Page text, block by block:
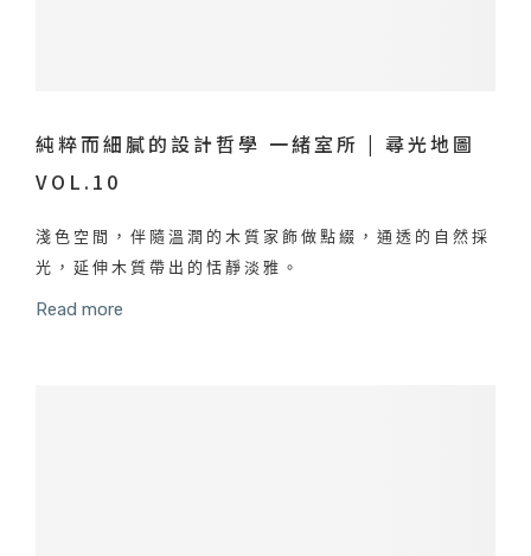
純粹而細膩的設計哲學 一緒室所 | 尋光地圖
VOL.10
淺色空間，伴隨溫潤的木質家飾做點綴，通透的自然採
光，延伸木質帶出的恬靜淡雅。
Read more